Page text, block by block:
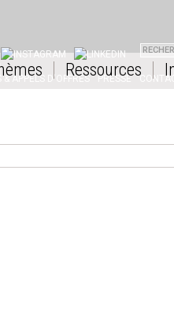
& APPELS D'OFFRES PRESSE
Ressources